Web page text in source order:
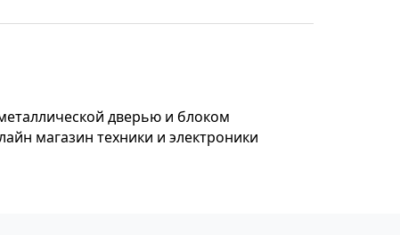
дверью и блоком
магазин техники и электроники